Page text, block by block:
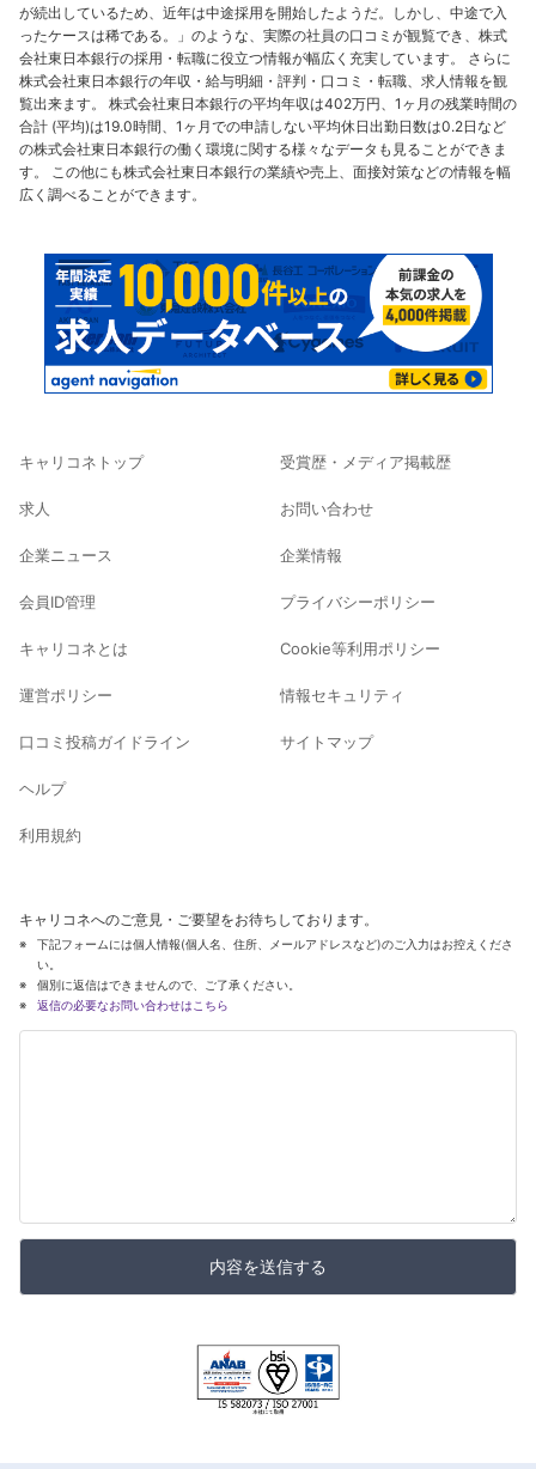
が続出しているため、近年は中途採用を開始したようだ。しかし、中途で入
ったケースは稀である。」のような、実際の社員の口コミが観覧でき、株式
会社東日本銀行の採用・転職に役立つ情報が幅広く充実しています。 さらに
株式会社東日本銀行の年収・給与明細・評判・口コミ・転職、求人情報を観
覧出来ます。 株式会社東日本銀行の平均年収は402万円、1ヶ月の残業時間の
合計 (平均)は19.0時間、1ヶ月での申請しない平均休日出勤日数は0.2日など
の株式会社東日本銀行の働く環境に関する様々なデータも見ることができま
す。 この他にも株式会社東日本銀行の業績や売上、面接対策などの情報を幅
広く調べることができます。
キャリコネトップ
求人
企業ニュース
会員ID管理
キャリコネとは
運営ポリシー
口コミ投稿ガイドライン
ヘルプ
利用規約
受賞歴・メディア掲載歴
お問い合わせ
企業情報
プライバシーポリシー
Cookie等利用ポリシー
情報セキュリティ
サイトマップ
キャリコネへのご意見・ご要望をお待ちしております。
下記フォームには個人情報(個人名、住所、メールアドレスなど)のご入力はお控えくださ
い。
個別に返信はできませんので、ご了承ください。
返信の必要なお問い合わせはこちら
内容を送信する